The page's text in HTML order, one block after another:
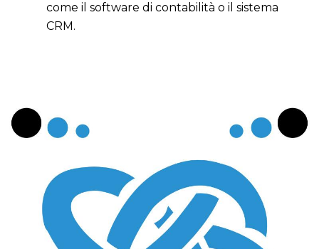
come il software di contabilità o il sistema
CRM.